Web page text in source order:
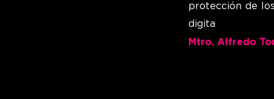
protección de
digita
Mtro. Alfredo